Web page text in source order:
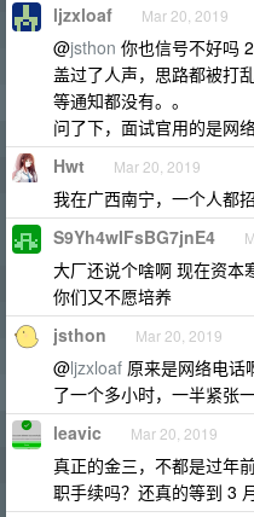
ljzxloaf Mar 20, 2019
@jsthon 你也信号不好吗
盖过了人声，思路都被打
等通知都没有。。
问了下，面试官用的是网
Hwt Mar 20, 2019
我在广西南宁，一个人都
S9Yh4wIFsBG7jnE4
大厂还说个啥啊 现在资本
你们又不愿培养
jsthon Mar 20, 2019
@ljzxloaf 原来是网络电话
了一个多小时，一半紧张
leavic Mar 20, 2019
真正的金三，不都是过年
职手续吗？还真的等到 3